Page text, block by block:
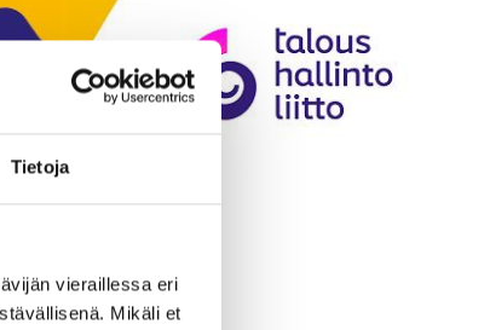
Tietoja
vieraillessa eri
Mikäli et